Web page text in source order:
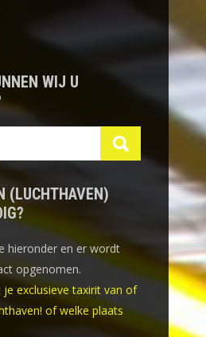
WIJ U
(LUCHTHAVEN)
hieronder en er wordt
opgenomen.
exclusieve taxirit van of
of welke plaats